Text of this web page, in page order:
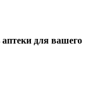
для вашего